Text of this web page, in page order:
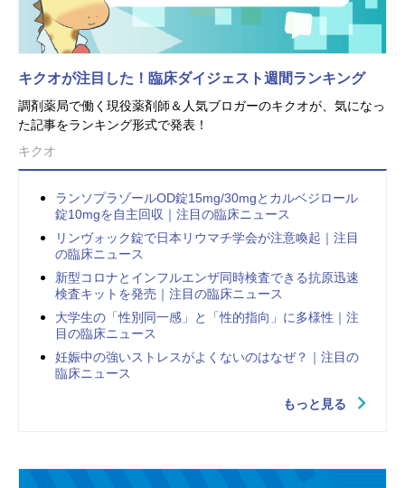
キクオが注目した！臨床ダイジェスト週間ランキング
調剤薬局で働く現役薬剤師＆人気ブロガーのキクオが、気になっ
た記事をランキング形式で発表！
キクオ
ランソプラゾールOD錠15mg/30mgとカルベジロール
錠10mgを自主回収｜注目の臨床ニュース
リンヴォック錠で日本リウマチ学会が注意喚起｜注目
の臨床ニュース
新型コロナとインフルエンザ同時検査できる抗原迅速
検査キットを発売｜注目の臨床ニュース
大学生の「性別同一感」と「性的指向」に多様性｜注
目の臨床ニュース
妊娠中の強いストレスがよくないのはなぜ？｜注目の
臨床ニュース
もっと見る